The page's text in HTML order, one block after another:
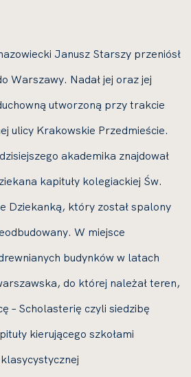
Janusz Starszy przeniósł
Warszawy. Nadał jej oraz jej
utworzoną przy trakcie
ulicy Krakowskie Przedmieście.
akademika znajdował
kapituły kolegiackiej Św.
Dziekanką, który został spalony
W miejsce
budynków w latach
do której należał teren,
– Scholasterię czyli siedzibę
kierującego szkołami